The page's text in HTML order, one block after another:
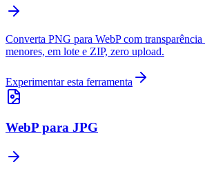
Converta PNG para WebP com
menores, em lote e ZIP, zero upload.
Experimentar esta ferramenta
WebP para JPG